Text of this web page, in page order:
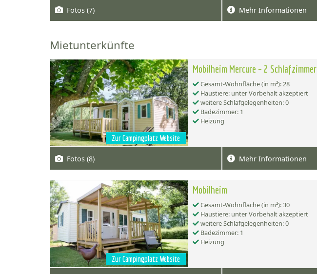
Fotos (7) Mehr Informationen
Mietunterkünfte
Zur Campingplatz Website
Mobilheim Mercure – 2 Schlafzimmer
Gesamt-Wohnfläche (in m²): 28
Haustiere: unter Vorbehalt akzeptiert
weitere Schlafgelegenheiten: 0
Badezimmer: 1
Heizung
Fotos (8) Mehr Informationen
Zur Campingplatz Website
Mobilheim
Gesamt-Wohnfläche (in m²): 30
Haustiere: unter Vorbehalt akzeptiert
weitere Schlafgelegenheiten: 0
Badezimmer: 1
Heizung